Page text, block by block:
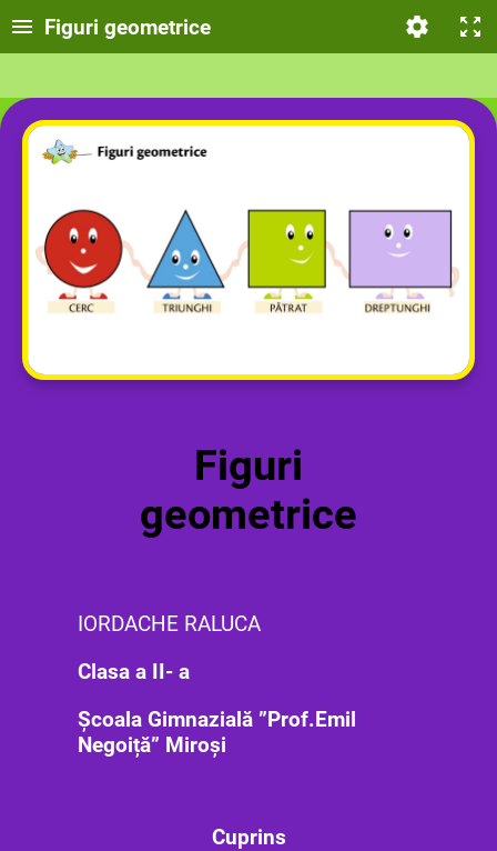
Figuri geometrice
Figuri
geometrice
IORDACHE RALUCA
Clasa a II- a
Școala Gimnazială ”Prof.Emil
Negoiță” Miroși
Cuprins